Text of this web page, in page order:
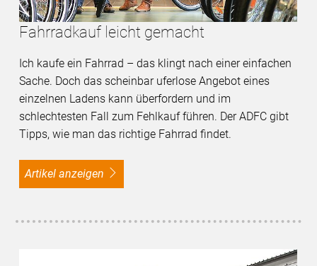
Fahrradkauf leicht gemacht
Ich kaufe ein Fahrrad – das klingt nach einer einfachen
Sache. Doch das scheinbar uferlose Angebot eines
einzelnen Ladens kann überfordern und im
schlechtesten Fall zum Fehlkauf führen. Der ADFC gibt
Tipps, wie man das richtige Fahrrad findet.
Artikel anzeigen